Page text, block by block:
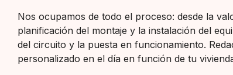
Nos ocupamos de todo el proceso: desde la
planificación del montaje y la instalación del
del circuito y la puesta en funcionamiento.
personalizado en el día en función de tu